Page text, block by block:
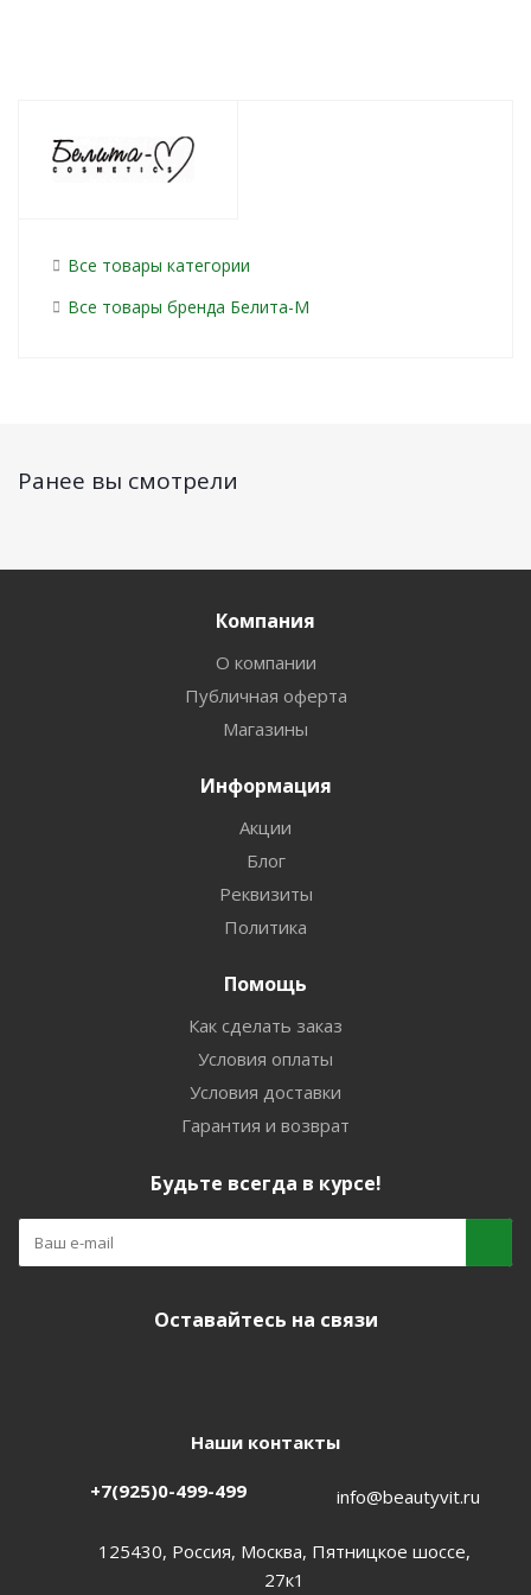
Все товары категории
Все товары бренда Белита-М
Ранее вы смотрели
Компания
О компании
Публичная оферта
Магазины
Информация
Акции
Блог
Реквизиты
Политика
Помощь
Как сделать заказ
Условия оплаты
Условия доставки
Гарантия и возврат
Будьте всегда в курсе!
Оставайтесь на связи
Наши контакты
+7(925)0-499-499 info@beautyvit.ru
125430, Россия, Москва, Пятницкое шоссе,
27к1